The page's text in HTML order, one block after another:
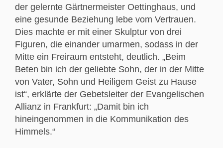
der gelernte Gärtnermeister Oettinghaus, und
eine gesunde Beziehung lebe vom Vertrauen.
Dies machte er mit einer Skulptur von drei
Figuren, die einander umarmen, sodass in der
Mitte ein Freiraum entsteht, deutlich. „Beim
Beten bin ich der geliebte Sohn, der in der Mitte
von Vater, Sohn und Heiligem Geist zu Hause
ist“, erklärte der Gebetsleiter der Evangelischen
Allianz in Frankfurt: „Damit bin ich
hineingenommen in die Kommunikation des
Himmels.“